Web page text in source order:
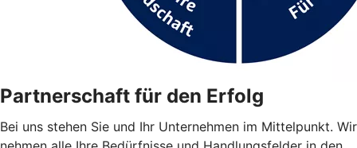
Partnerschaft für den Erfolg
Bei uns stehen Sie und Ihr Unternehmen im Mittelpunkt. Wir